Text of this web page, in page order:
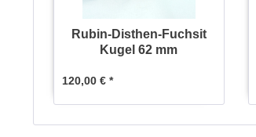
Rubin-Disthen-Fuchsit
Kugel 62 mm
120,00 € *